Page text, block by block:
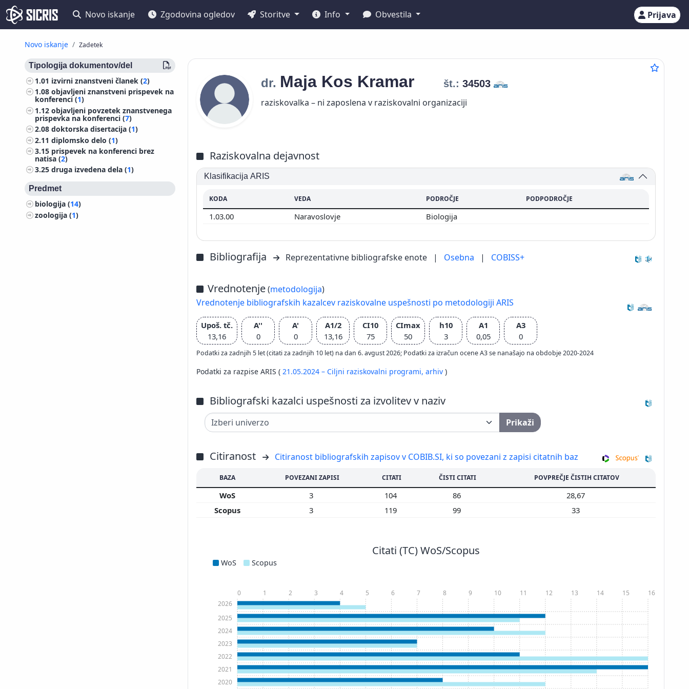
Novo iskanje Zgodovina ogledov Storitve Info Obvestila Prijava
Novo iskanje Zadetek
Tipologija dokumentov/del
1.01 izvirni znanstveni članek (2)
1.08objavljeni znanstveni prispevek na
konferenci (1)
1.12objavljeni povzetek znanstvenega
prispevka na konferenci (7)
2.08doktorska disertacija (1)
2.11diplomsko delo (1)
3.15 prispevek na konferenci brez
natisa (2)
3.25druga izvedena dela (1)
Predmet
biologija (14)
zoologija (1)
dr. Maja Kos Kramar št.: 34503
raziskovalka – ni zaposlena v raziskovalni organizaciji
Raziskovalna dejavnost
Klasifikacija ARIS
KODA VEDA PODROČJE PODPODROČJE
1.03.00 Naravoslovje Biologija
Bibliografija Reprezentativne bibliografske enote | Osebna | COBISS+
Vrednotenje(metodologija)
Vrednotenje bibliografskih kazalcev raziskovalne uspešnosti po metodologiji ARIS
Upoš. tč.
13,16
A''
0
A'
0
A1/2
13,16
CI10
75
CImax
50
h10
3
A1
0,05
A3
0
Podatki za zadnjih 5 let (citati za zadnjih 10 let) na dan 6. avgust 2026; Podatki za izračun ocene A3 se nanašajo na obdobje 2020-2024
Podatki za razpise ARIS ( 21.05.2024 – Ciljni raziskovalni programi, arhiv )
Bibliografski kazalci uspešnosti za izvolitev v naziv
Prikaži
Citiranost Citiranost bibliografskih zapisov v COBIB.SI, ki so povezani z zapisi citatnih baz
BAZA POVEZANI ZAPISI CITATI ČISTI CITATI POVPREČJE ČISTIH CITATOV
WoS 3 104 86
28,67
Scopus
3 119 99 33
Citati (TC) WoS/Scopus
WoS Scopus
2020
2021
2022
2023
2024
2025
2026
0 1 2 3 4 5 6 7 8 9 10 11 12 13 14 15 16